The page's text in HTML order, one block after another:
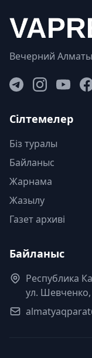
Вечерний
Сілтемелер
Біз туралы
Байланыс
Жарнама
Жазылу
Газет архиві
Байланыс
Республика
ул. Шевченко,